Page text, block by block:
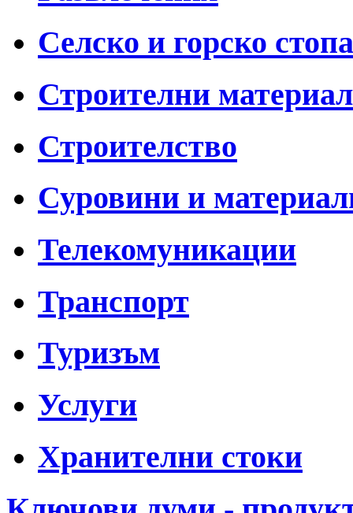
Селско и горско
Строителни
Строителство
Суровини и
Телекомуникации
Транспорт
Туризъм
Услуги
Хранителни стоки